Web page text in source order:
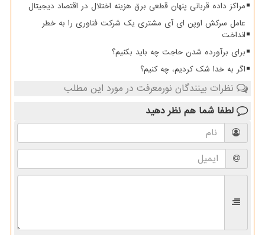
مراکز داده قربانی پنهان قطعی برق هزینه اختلال در اقتصاد دیجیتال
عامل سرکش اوپن ای آی مشتری یک شرکت فناوری را به خطر
انداخت
برای برآورده شدن حاجت چه باید بکنیم؟
اگر به خدا شک کردیم، چه کنیم؟
نظرات بینندگان نورمعرفت در مورد این مطلب
لطفا شما هم نظر دهید